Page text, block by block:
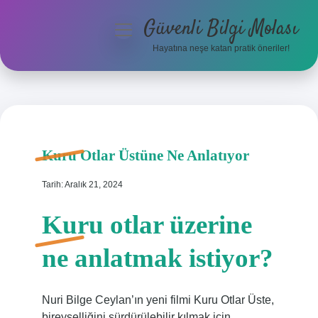
Anasayfa
menüyüGüvenli Bilgi Molası
Hayatına neşe katan pratik öneriler!
Kuru Otlar Üstüne Ne Anlatıyor
Tarih: Aralık 21, 2024
Kuru otlar üzerine
ne anlatmak istiyor?
Nuri Bilge Ceylan’ın yeni filmi Kuru Otlar Üste,